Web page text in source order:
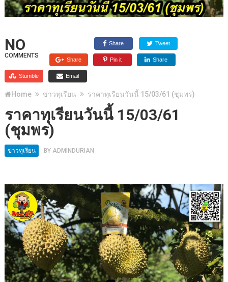
NO
COMMENTS
Share Tweet
Share Pin it Share
Stumble Email
Home ข่าวทุเรียน ราคาทุเรียนวันนี้ 15/03/61 (ชุมพร)
ราคาทุเรียนวันนี้ 15/03/61
(ชุมพร)
ข่าวทุเรียน BY ADMINDURIAN